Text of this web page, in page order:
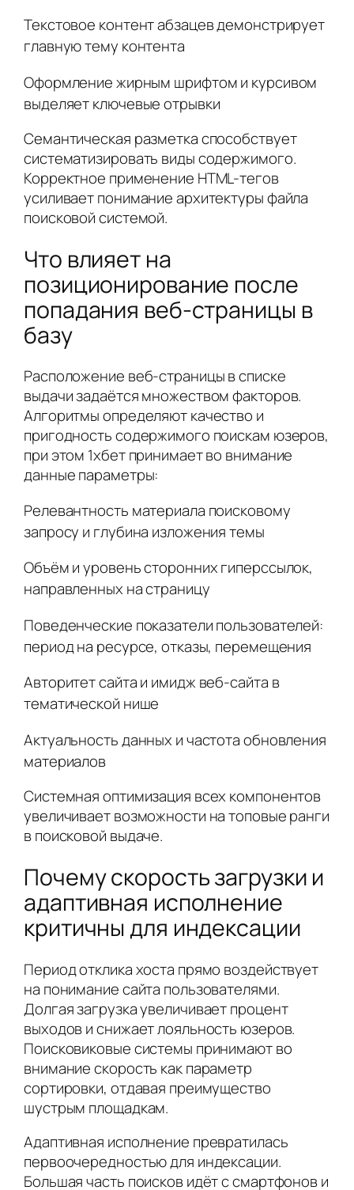
Текстовое контент абзацев демонстрирует
главную тему контента
Оформление жирным шрифтом и курсивом
выделяет ключевые отрывки
Семантическая разметка способствует
систематизировать виды содержимого.
Корректное применение HTML-тегов
усиливает понимание архитектуры файла
поисковой системой.
Что влияет на
позиционирование после
попадания веб-страницы в
базу
Расположение веб-страницы в списке
выдачи задаётся множеством факторов.
Алгоритмы определяют качество и
пригодность содержимого поискам юзеров,
при этом 1хбет принимает во внимание
данные параметры:
Релевантность материала поисковому
запросу и глубина изложения темы
Объём и уровень сторонних гиперссылок,
направленных на страницу
Поведенческие показатели пользователей:
период на ресурсе, отказы, перемещения
Авторитет сайта и имидж веб-сайта в
тематической нише
Актуальность данных и частота обновления
материалов
Системная оптимизация всех компонентов
увеличивает возможности на топовые ранги
в поисковой выдаче.
Почему скорость загрузки и
адаптивная исполнение
критичны для индексации
Период отклика хоста прямо воздействует
на понимание сайта пользователями.
Долгая загрузка увеличивает процент
выходов и снижает лояльность юзеров.
Поисковиковые системы принимают во
внимание скорость как параметр
сортировки, отдавая преимущество
шустрым площадкам.
Адаптивная исполнение превратилась
первоочередностью для индексации.
Большая часть поисков идёт с смартфонов и